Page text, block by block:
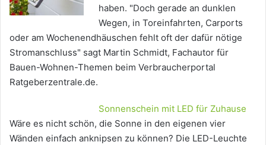
haben. "Doch gerade an dunklen
Wegen, in Toreinfahrten, Carports
oder am Wochenendhäuschen fehlt oft der dafür nötige
Stromanschluss" sagt Martin Schmidt, Fachautor für
Bauen-Wohnen-Themen beim Verbraucherportal
Ratgeberzentrale.de.
Sonnenschein mit LED für Zuhause
Wäre es nicht schön, die Sonne in den eigenen vier
Wänden einfach anknipsen zu können? Die LED-Leuchte